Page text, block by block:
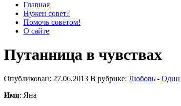
Главная
Нужен совет?
Помочь советом!
О сайте
Путанница в чувствах
Опубликован: 27.06.2013 В рубрике: Любовь - Один
Имя: Яна